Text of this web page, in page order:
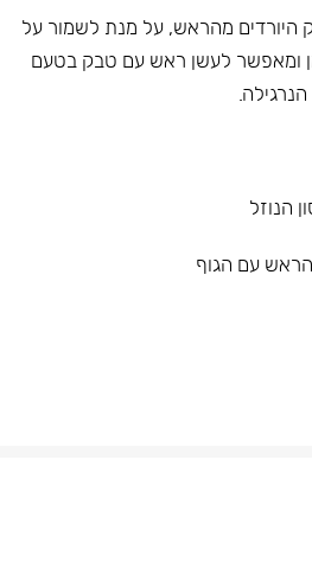
היורדים מהראש, על מנת לשמור על
ומאפשר לעשן ראש עם טבק בטעם
הנוזל
עם הגוף